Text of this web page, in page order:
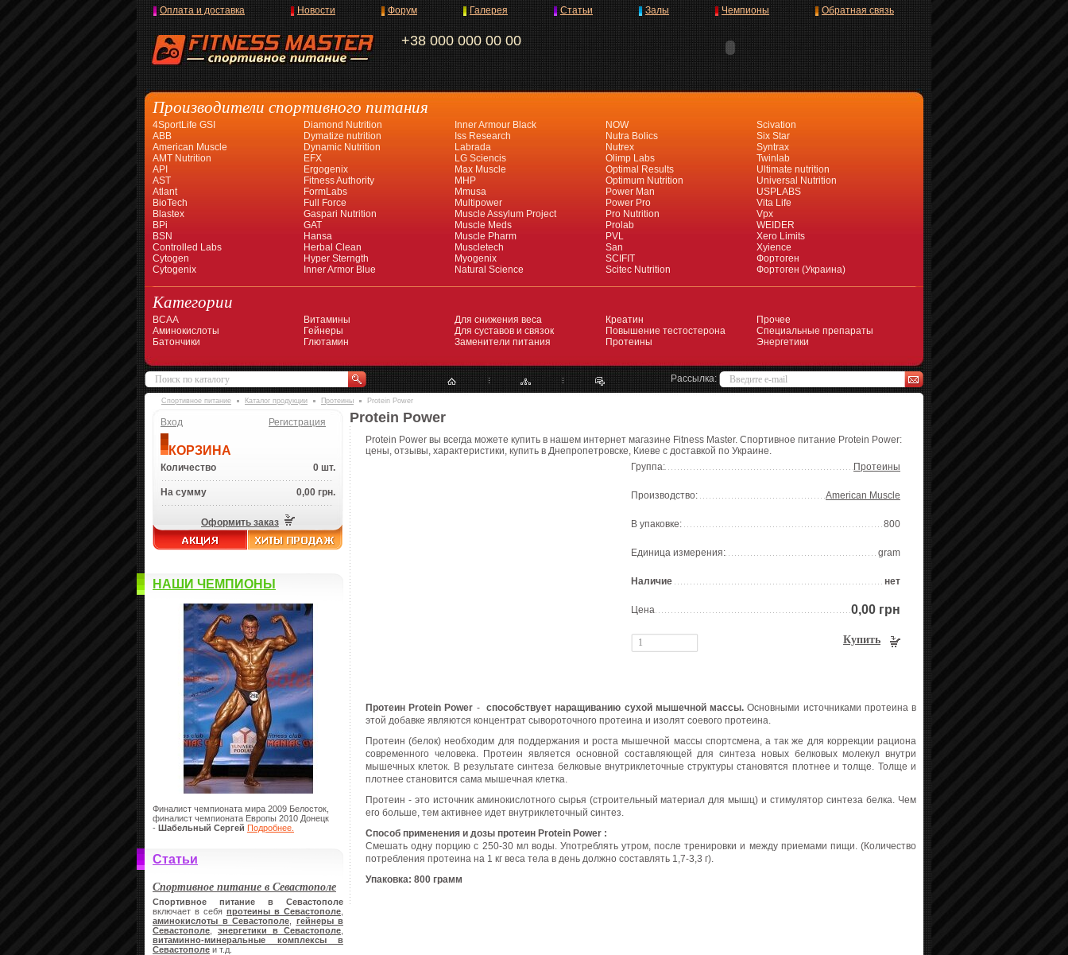
+38 000 000 00 00
Оплата и доставка Новости Форум Галерея Статьи Залы Чемпионы Обратная связь
Производители спортивного питания
4SportLife GSI
ABB
American Muscle
AMT Nutrition
API
AST
Atlant
BioTech
Blastex
BPi
BSN
Controlled Labs
Cytogen
Cytogenix
Diamond Nutrition
Dymatize nutrition
Dynamic Nutrition
EFX
Ergogenix
Fitness Authority
FormLabs
Full Force
Gaspari Nutrition
GAT
Hansa
Herbal Clean
Hyper Sterngth
Inner Armor Blue
Inner Armour Black
Iss Research
Labrada
LG Sciencis
Max Muscle
MHP
Mmusa
Multipower
Muscle Assylum Project
Muscle Meds
Muscle Pharm
Muscletech
Myogenix
Natural Science
NOW
Nutra Bolics
Nutrex
Olimp Labs
Optimal Results
Optimum Nutrition
Power Man
Power Pro
Pro Nutrition
Prolab
PVL
San
SCIFIT
Scitec Nutrition
Scivation
Six Star
Syntrax
Twinlab
Ultimate nutrition
Universal Nutrition
USPLABS
Vita Life
Vpx
WEIDER
Xero Limits
Xyience
Фортоген
Фортоген (Украина)
Категории
BCAA
Аминокислоты
Батончики
Витамины
Гейнеры
Глютамин
Для снижения веса
Для суставов и связок
Заменители питания
Креатин
Повышение тестостерона
Протеины
Прочее
Специальные препараты
Энергетики
Рассылка:
Спортивное питание Каталог продукции Протеины Protein Power
Вход Регистрация
КОРЗИНА
Количество 0 шт.
На сумму 0,00 грн.
Оформить заказ
НАШИ ЧЕМПИОНЫ
Финалист чемпионата мира 2009 Белосток,
финалист чемпионата Европы 2010 Донецк
- Шабельный Сергей Подробнее.
Статьи
Спортивное питание в Севастополе
Спортивное питание в Севастополе
включает в себя протеины в Севастополе
аминокислоты в Севастополе
гейнеры в
Севастополе
энергетики в Севастополе
витаминно-минеральные комплексы в
Севастополе и т.д.
Protein Power
Protein Power вы всегда можете купить в нашем интернет магазине Fitness Master. Спортивное питание Protein Power:
цены, отзывы, характеристики, купить в Днепропетровске, Киеве с доставкой по Украине.
Группа:
Протеины
Производство: American Muscle
В упаковке: 800
Единица измерения: gram
Наличие нет
Цена 0,00 грн
Купить
Протеин Protein Power -способствует наращиванию сухой мышечной массы. Основными источниками протеина в
этой добавке являются концентрат сывороточного протеина и изолят соевого протеина.
Протеин (белок) необходим для поддержания и роста мышечной массы спортсмена, а так же для коррекции рациона
современного человека. Протеин является основной составляющей для синтеза новых белковых молекул внутри
мышечных клеток. В результате синтеза белковые внутриклеточные структуры становятся плотнее и толще. Толще и
плотнее становится сама мышечная клетка.
Протеин - это источник аминокислотного сырья (строительный материал для мышц) и стимулятор синтеза белка. Чем
его больше, тем активнее идет внутриклеточный синтез.
Способ применения и дозы протеин Protein Power :
Смешать одну порцию с 250-30 мл воды. Употреблять утром, после тренировки и между приемами пищи. (Количество
потребления протеина на 1 кг веса тела в день должно составлять 1,7-3,3 г).
Упаковка: 800 грамм